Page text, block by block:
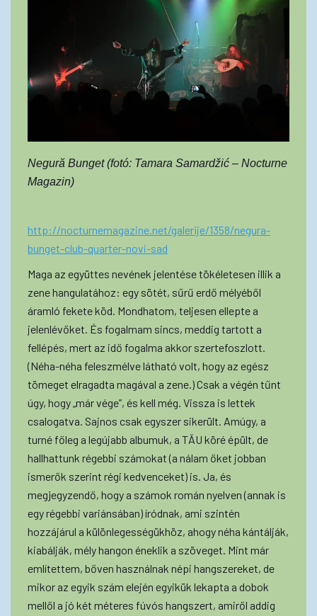
Negură Bunget (fotó: Tamara Samardžić – Nocturne
Magazin)
http://nocturnemagazine.net/galerije/1358/negura-
bunget-club-quarter-novi-sad
Maga az együttes nevének jelentése tökéletesen illik a
zene hangulatához: egy sötét, sűrű erdő mélyéből
áramló fekete köd. Mondhatom, teljesen ellepte a
jelenlévőket. És fogalmam sincs, meddig tartott a
fellépés, mert az idő fogalma akkor szertefoszlott.
(Néha-néha feleszmélve látható volt, hogy az egész
tömeget elragadta magával a zene.) Csak a végén tűnt
úgy, hogy „már vége”, és kell még. Vissza is lettek
csalogatva. Sajnos csak egyszer sikerült. Amúgy, a
turné főleg a legújabb albumuk, a TĂU köré épült, de
hallhattunk régebbi számokat (a nálam őket jobban
ismerők szerint régi kedvenceket) is. Ja, és
megjegyzendő, hogy a számok román nyelven (annak is
egy régebbi variánsában) íródnak, ami szintén
hozzájárul a különlegességükhöz, ahogy néha kántálják,
kiabálják, mély hangon éneklik a szöveget. Mint már
említettem, bőven használnak népi hangszereket, de
mikor az egyik szám elején egyikük lekapta a dobok
mellől a jó két méteres fúvós hangszert, amiről addig